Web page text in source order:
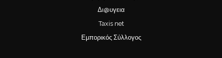
Δι@υγεια
Taxis net
Εμπορικός Σύλλογος